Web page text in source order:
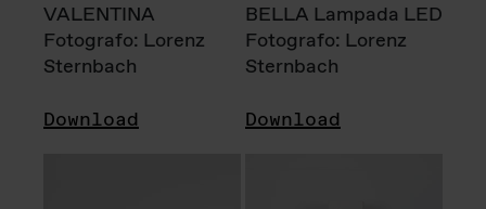
VALENTINA
Fotografo: Lorenz
Sternbach
Download
BELLA Lampada LED
Fotografo: Lorenz
Sternbach
Download